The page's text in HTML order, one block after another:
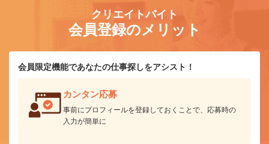
クリエイトバイト
会員登録のメリット
会員限定機能であなたの仕事探しをアシスト！
カンタン応募
事前にプロフィールを登録しておくことで、応募時の
入力が簡単に